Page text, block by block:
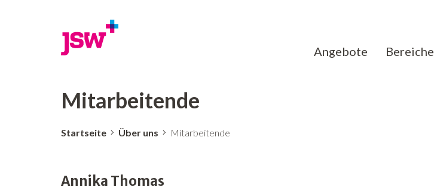
Angebote Bereiche
Mitarbeitende
Startseite Über uns Mitarbeitende
Annika Thomas